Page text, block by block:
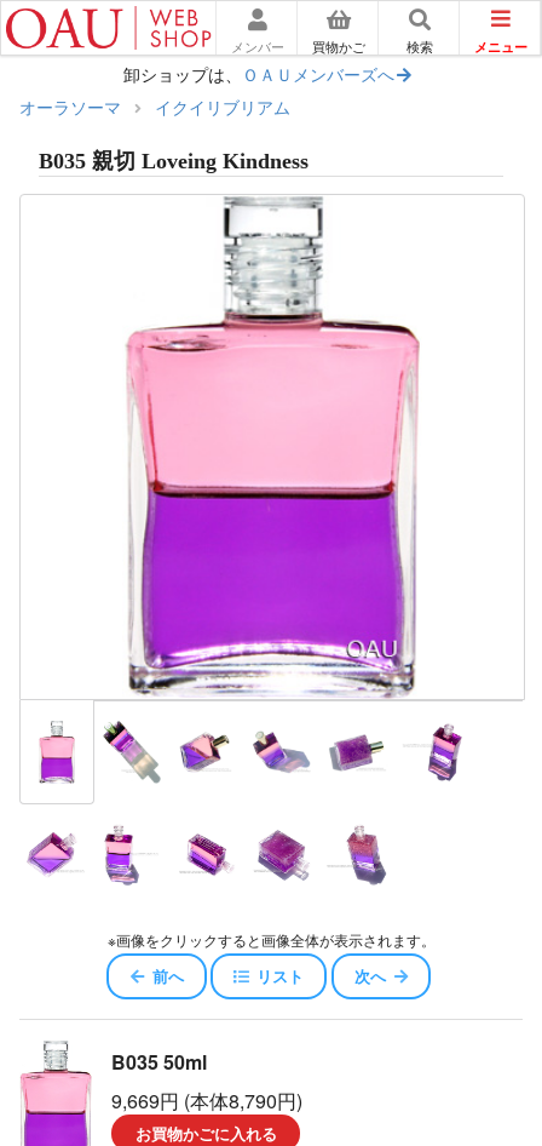
メンバー 買物かご 検索 メニュー
卸ショップは、
ＯＡＵメンバーズへ
オーラソーマ
イクイリブリアム
B035 親切 Loveing Kindness
※画像をクリックすると画像全体が表示されます。
前へ リスト 次へ
B035 50ml
9,669円 (本体8,790円)
お買物かごに入れる